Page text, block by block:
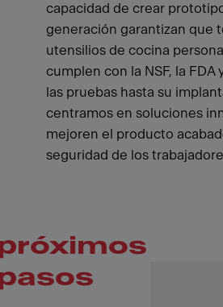
capacidad de crear
generación garantizan que
utensilios de cocina
cumplen con la NSF, la FDA
las pruebas hasta su
centramos en soluciones
mejoren el producto
seguridad de los